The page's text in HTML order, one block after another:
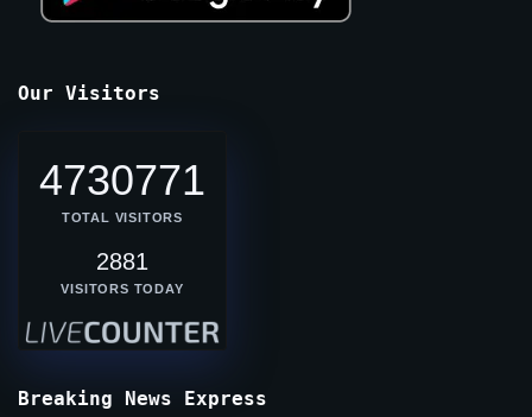
Our Visitors
4730771
TOTAL VISITORS
2881
VISITORS TODAY
Breaking News Express